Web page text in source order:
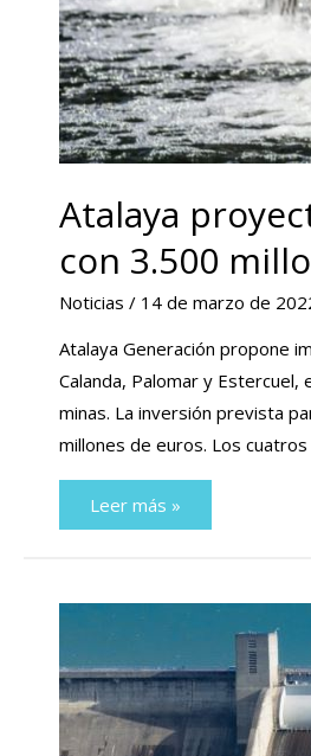
Atalaya
con 3.500
Noticias / 14 de marzo de
Atalaya Generación propone
Calanda, Palomar y
minas. La inversión prevista
millones de euros. Los
Atalaya
proyecta
Aragón
centrales
de
bombeo
Leer más »